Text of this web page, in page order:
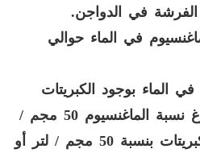
في الدواجن.
في الماء حوالي
الماء بوجود الكبريتات
وتحدث المشاكل عند بلوغ نسبة الماغنسيوم 50 مجم /
لتر بالتزامن مع وجود الكبريتات بنسبة 50 مجم / لتر أو